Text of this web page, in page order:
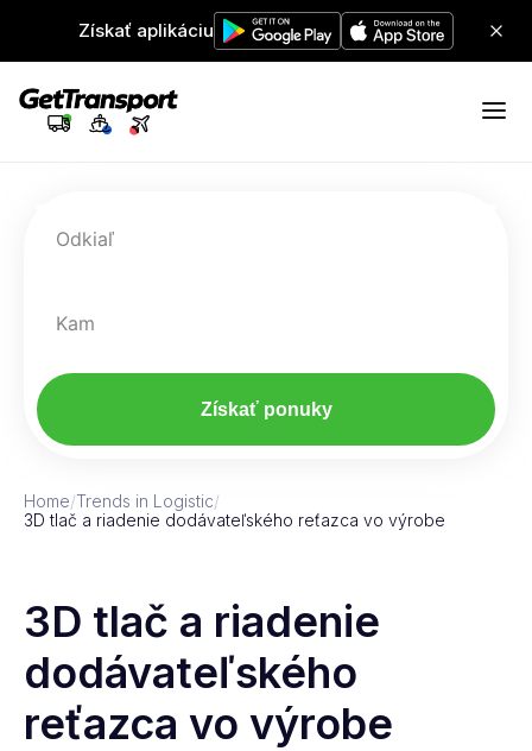
Získať aplikáciu
Odkiaľ
Kam
Získať ponuky
Home/Trends in Logistic/
3D tlač a riadenie dodávateľského reťazca vo výrobe
3D tlač a riadenie
dodávateľského
reťazca vo výrobe